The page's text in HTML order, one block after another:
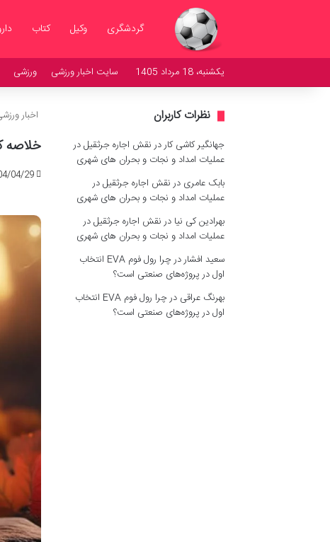
گردشگری وکیل کتاب
یکشنبه، 18 مرداد 1405 سایت اخبار ورزشی ورزشی
اخبار
خلاصه
04/29
نظرات کاربران
جهانگیر کاشی کاردرنقش اجاره جرثقیل در
عملیات امداد و نجات و بحران های شهری
بابک عامری درنقش اجاره جرثقیل در
عملیات امداد و نجات و بحران های شهری
بهرادین کی نیا درنقش اجاره جرثقیل در
عملیات امداد و نجات و بحران های شهری
سعید افشاردر
چرا رول فوم EVA انتخاب
اول در پروژه‌های صنعتی است؟
بهرنگ عراقی در
چرا رول فوم EVA انتخاب
اول در پروژه‌های صنعتی است؟